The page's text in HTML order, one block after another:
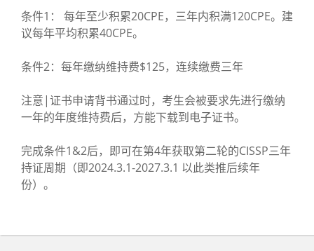
条件1： 每年至少积累20CPE，三年内积满120CPE。建
议每年平均积累40CPE。
条件2：每年缴纳维持费$125，连续缴费三年
注意|证书申请背书通过时，考生会被要求先进行缴纳
一年的年度维持费后，方能下载到电子证书。
完成条件1&2后，即可在第4年获取第二轮的CISSP三年
持证周期（即2024.3.1-2027.3.1 以此类推后续年
份）。